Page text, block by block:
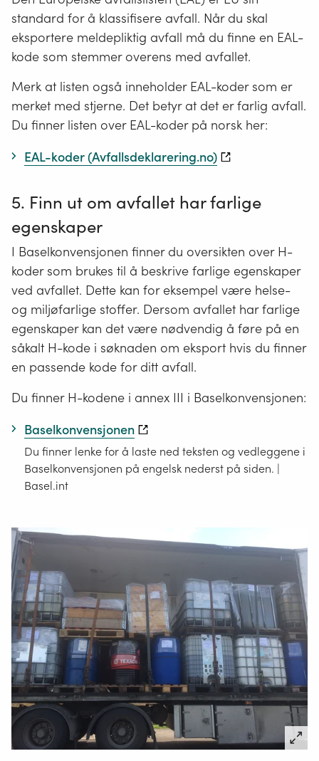
standard for å klassifisere avfall. Når du skal
eksportere meldepliktig avfall må du finne en EAL-
kode som stemmer overens med avfallet.
Merk at listen også inneholder EAL-koder som er
merket med stjerne. Det betyr at det er farlig avfall.
Du finner listen over EAL-koder på norsk her:
EAL-koder (Avfallsdeklarering.no)
5. Finn ut om avfallet har farlige
egenskaper
I Baselkonvensjonen finner du oversikten over H-
koder som brukes til å beskrive farlige egenskaper
ved avfallet. Dette kan for eksempel være helse-
og miljøfarlige stoffer. Dersom avfallet har farlige
egenskaper kan det være nødvendig å føre på en
såkalt H-kode i søknaden om eksport hvis du finner
en passende kode for ditt avfall.
Du finner H-kodene i annex III i Baselkonvensjonen:
Baselkonvensjonen
Du finner lenke for å laste ned teksten og vedleggene i
Baselkonvensjonen på engelsk nederst på siden. |
Basel.int